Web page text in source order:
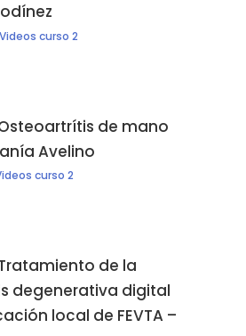
Videos curso 2
de mano
Avelino
curso 2
de la
degenerativa digital
local de FEVTA –